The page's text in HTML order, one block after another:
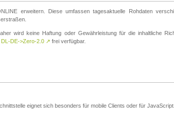
erweitern. Diese umfassen tagesaktuelle Rohdaten
wird keine Haftung oder Gewährleistung für die inhaltliche
DL-DE->Zero-2.0 ↗ frei verfügbar.
eignet sich besonders für mobile Clients oder für JavaScript.